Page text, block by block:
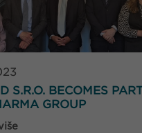
S.R.O. BECOMES
GROUP